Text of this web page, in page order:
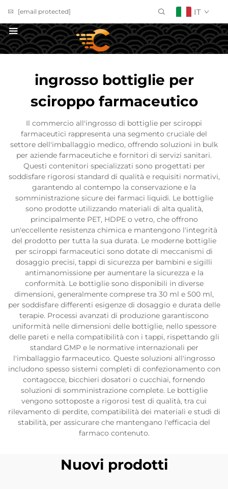
[email protected] IT
ingrosso bottiglie per
sciroppo farmaceutico
Il commercio all'ingrosso di bottiglie per sciroppi
farmaceutici rappresenta una segmento cruciale del
settore dell'imballaggio medico, offrendo soluzioni in bulk
per aziende farmaceutiche e fornitori di servizi sanitari.
Questi contenitori specializzati sono progettati per
soddisfare rigorosi standard di qualità e requisiti normativi,
garantendo al contempo la conservazione e la
somministrazione sicure dei farmaci liquidi. Le bottiglie
sono prodotte utilizzando materiali di alta qualità,
principalmente PET, HDPE o vetro, che offrono
un'eccellente resistenza chimica e mantengono l'integrità
del prodotto per tutta la sua durata. Le moderne bottiglie
per sciroppi farmaceutici sono dotate di meccanismi di
dosaggio precisi, tappi di sicurezza per bambini e sigilli
antimanomissione per aumentare la sicurezza e la
conformità. Le bottiglie sono disponibili in diverse
dimensioni, generalmente comprese tra 30 ml e 500 ml,
per soddisfare differenti esigenze di dosaggio e durata delle
terapie. Processi avanzati di produzione garantiscono
uniformità nelle dimensioni delle bottiglie, nello spessore
delle pareti e nella compatibilità con i tappi, rispettando gli
standard GMP e le normative internazionali per
l'imballaggio farmaceutico. Queste soluzioni all'ingrosso
includono spesso sistemi completi di confezionamento con
contagocce, bicchieri dosatori o cucchiai, fornendo
soluzioni di somministrazione complete. Le bottiglie
vengono sottoposte a rigorosi test di qualità, tra cui
rilevamento di perdite, compatibilità dei materiali e studi di
stabilità, per assicurare che mantengano l'efficacia del
farmaco contenuto.
Nuovi prodotti